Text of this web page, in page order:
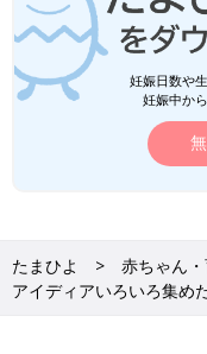
妊娠日数や
妊娠中か
たまひよ 赤ちゃん
アイディアいろいろ集め